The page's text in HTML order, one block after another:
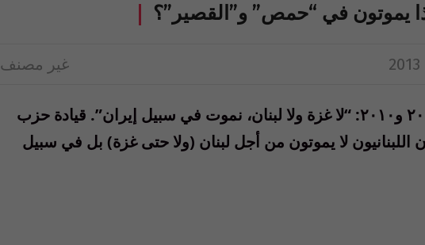
يموتون في “حمص” و”القصير”؟
غير مصنف
أهل طهران أعلنوها بوضوح في ٢٠٠٩ و٢٠١٠: “لا غزة ولا لبنان، نموت في سبيل إيران”. قيادة حزب
اللبنانيون لا يموتون من أجل لبنان (ولا حتى غزة) بل في سبيل